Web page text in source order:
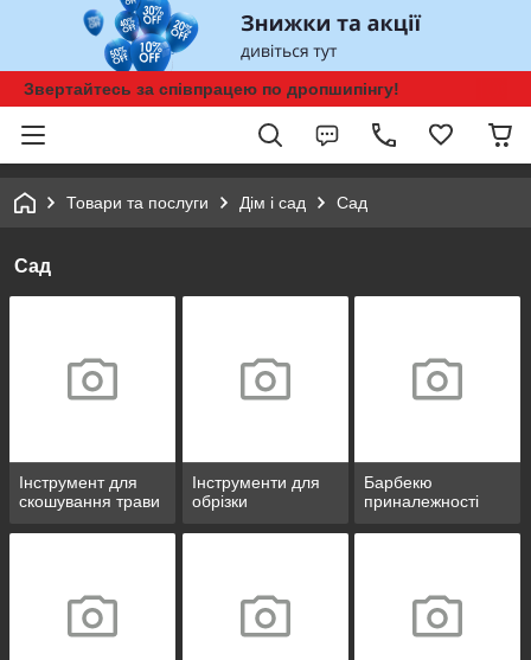
Звертайтесь за співпрацею по дропшипінгу!
Товари та послуги Дім і сад Сад
Сад
Інструмент для
скошування трави
Інструменти для
обрізки
Барбекю
приналежності